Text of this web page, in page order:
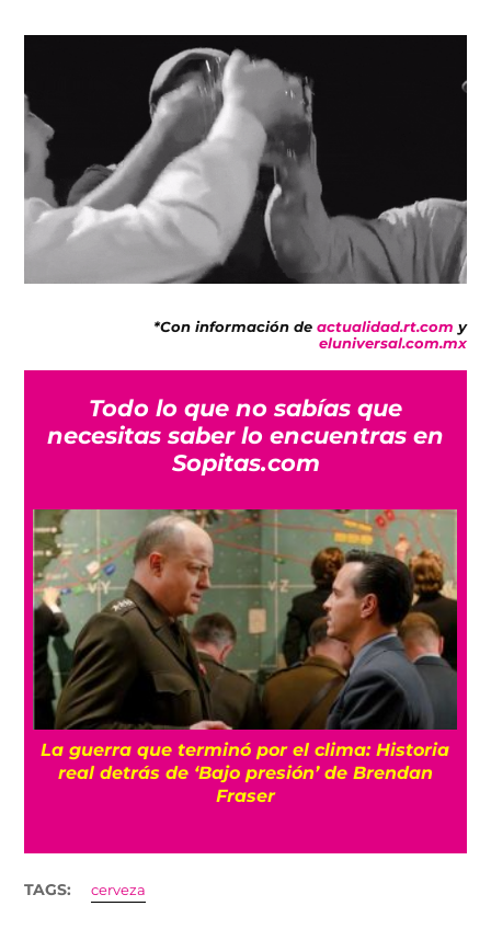
*Con información de actualidad.rt.com y
eluniversal.com.mx
Todo lo que no sabías que
necesitas saber lo encuentras en
Sopitas.com
La guerra que terminó por el clima: Historia
real detrás de ‘Bajo presión’ de Brendan
Fraser
TAGS: cerveza